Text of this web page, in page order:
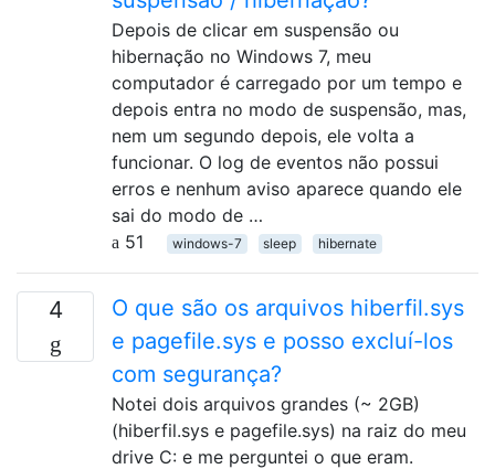
Depois de clicar em suspensão ou
hibernação no Windows 7, meu
computador é carregado por um tempo e
depois entra no modo de suspensão, mas,
nem um segundo depois, ele volta a
funcionar. O log de eventos não possui
erros e nenhum aviso aparece quando ele
sai do modo de …
51
windows-7 sleep hibernate
4
O que são os arquivos hiberfil.sys
e pagefile.sys e posso excluí-los
com segurança?
Notei dois arquivos grandes (~ 2GB)
(hiberfil.sys e pagefile.sys) na raiz do meu
drive C: e me perguntei o que eram.